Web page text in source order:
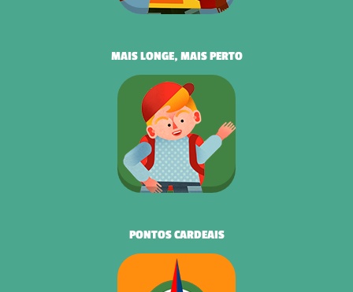
MAIS LONGE, MAIS PERTO
PONTOS CARDEAIS